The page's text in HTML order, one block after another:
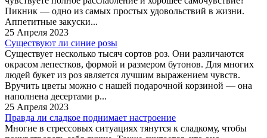
Пикник — одно из самых простых удовольствий в жизни.
Аппетитные закуски...
25 Апреля 2023
Существуют ли синие розы
Существует несколько тысяч сортов роз. Они различаются
окрасом лепестков, формой и размером бутонов. Для многих
людей букет из роз является лучшим выражением чувств.
Вручить цветы можно с нашей подарочной корзиной — она
наполнена десертами р...
25 Апреля 2023
Правда ли сладкое поднимает настроение
Многие в стрессовых ситуациях тянутся к сладкому, чтобы